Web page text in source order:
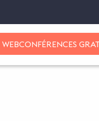
WEBCONFÉRENCES